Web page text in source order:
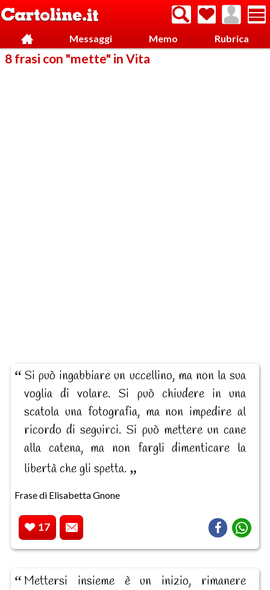
Messaggi Memo Rubrica
8 frasi con "mette" in Vita
Si può ingabbiare un uccellino, ma non la sua
voglia di volare. Si può chiudere in una
scatola una fotografia, ma non impedire al
ricordo di seguirci. Si può mettere un cane
alla catena, ma non fargli dimenticare la
libertà che gli spetta.
Frase di Elisabetta Gnone
17
Mettersi insieme è un inizio, rimanere